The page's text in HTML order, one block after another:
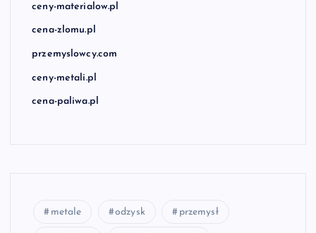
ceny-materialow.pl
cena-zlomu.pl
przemyslowcy.com
ceny-metali.pl
cena-paliwa.pl
metale odzysk przemysł